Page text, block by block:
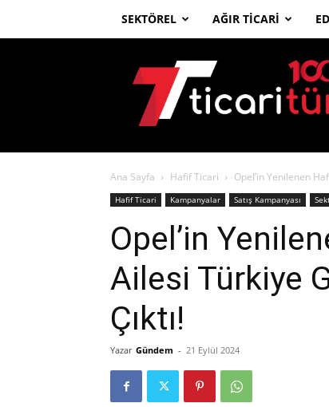
SEKTÖREL AĞIR TICARI
Ticari
Türk
Ana Sayfa Hafif Ticari Opel’in Yenilenen
Hafif Ticari Kampanyalar Satış Kampanyası
Opel’in
Ailesi Türkiye
Çıktı!
Yazar Gündem - 21 Eylül 2024